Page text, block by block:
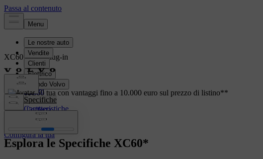
XC60 ibrido plug-in
Panoramica
Interni
Specifiche
Caratteristiche
Configura la tua
Configura la tua
Volvo XC60 tua con vantaggi fino a 10.000 euro sul prezzo di listino**
Scopri l’offerta
Esplora le Specifiche XC60*